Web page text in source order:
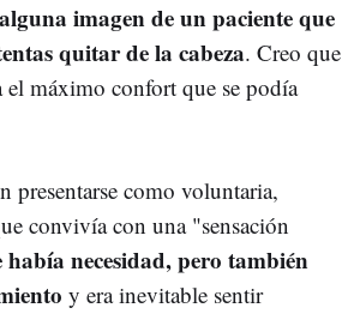
imagen de un paciente que
quitar de la cabeza. Creo que
el máximo confort que se podía
presentarse como voluntaria,
convivía con una "sensación
había necesidad, pero también
y era inevitable sentir